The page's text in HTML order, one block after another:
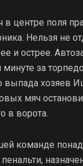
центре поля
Нельзя не
и острее.
за
выпада хозяев
мяч
в ворота.
команде